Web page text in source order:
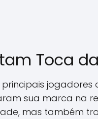
Toca
sua marca na
mas também